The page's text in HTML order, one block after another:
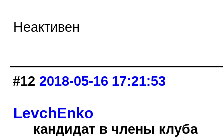
Неактивен
#12 2018-05-16 17:21:53
LevchEnko
кандидат в члены клуба